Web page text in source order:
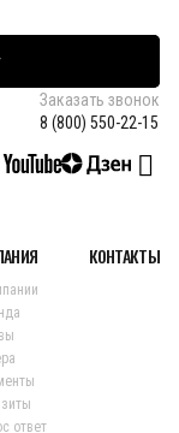
Заказать звонок
8 (800) 550-22-15
ответ
КОНТАКТЫ